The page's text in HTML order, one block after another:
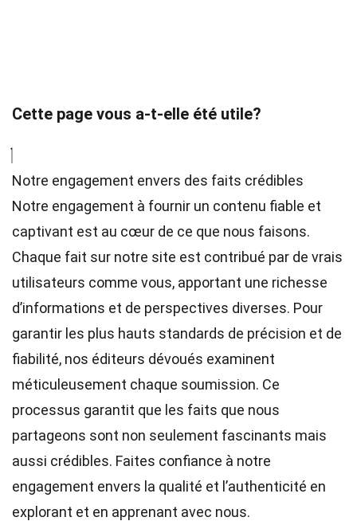
Cette page vous a-t-elle été utile?
Notre engagement envers des faits crédibles
Notre engagement à fournir un contenu fiable et
captivant est au cœur de ce que nous faisons.
Chaque fait sur notre site est contribué par de vrais
utilisateurs comme vous, apportant une richesse
d’informations et de perspectives diverses. Pour
garantir les plus hauts standards de précision et de
fiabilité, nos éditeurs dévoués examinent
méticuleusement chaque soumission. Ce
processus garantit que les faits que nous
partageons sont non seulement fascinants mais
aussi crédibles. Faites confiance à notre
engagement envers la qualité et l’authenticité en
explorant et en apprenant avec nous.